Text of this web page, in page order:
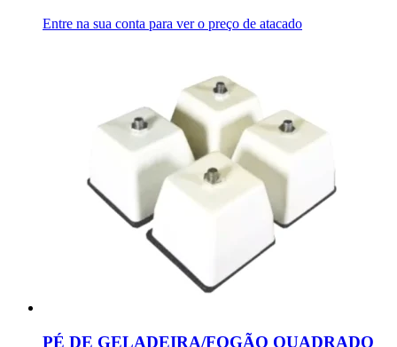
Entre na sua conta para ver o preço de atacado
PÉ DE GELADEIRA/FOGÃO QUADRADO